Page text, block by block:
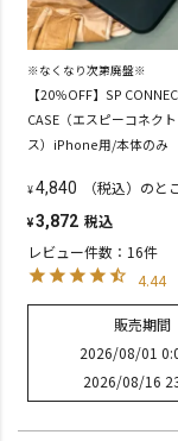
※なくなり次第廃盤※
【20％OFF】SP
CASE（エスピーコネク
ス）iPhone用/本体のみ
¥4,840 （税込）のと
¥3,872 税込
レビュー件数：16件
4.44
販売期間
2026/08/01
2026/08/16